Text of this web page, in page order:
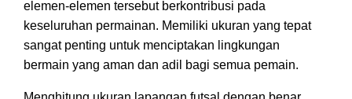
elemen-elemen tersebut berkontribusi pada
keseluruhan permainan. Memiliki ukuran yang tepat
sangat penting untuk menciptakan lingkungan
bermain yang aman dan adil bagi semua pemain.